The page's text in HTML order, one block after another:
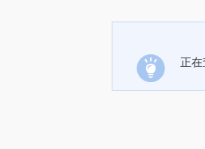
正在